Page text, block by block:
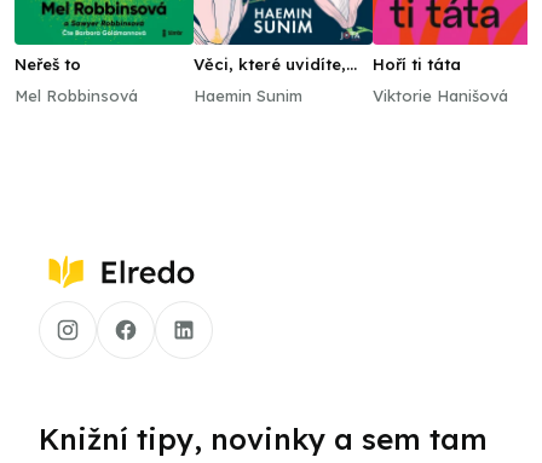
Neřeš to
Mel Robbinsová
Věci, které uvidíte,
Haemin Sunim
Hoří ti táta
Viktorie Hanišová
Knižní tipy, novinky a sem tam